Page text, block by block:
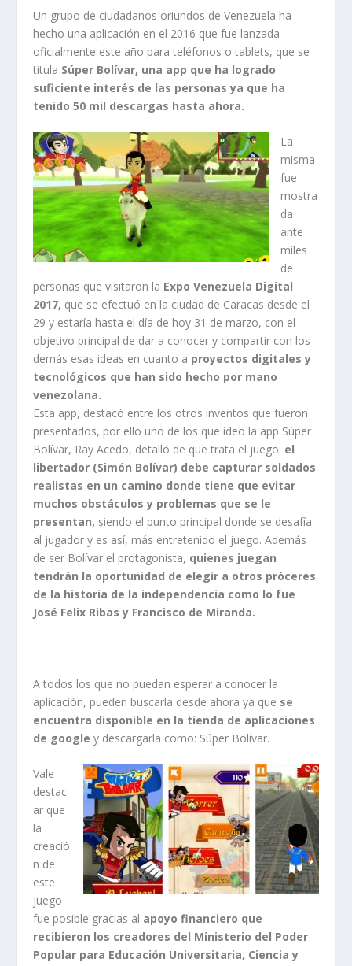
Un grupo de ciudadanos oriundos de Venezuela ha
hecho una aplicación en el 2016 que fue lanzada
oficialmente este año para teléfonos o tablets, que se
titula Súper Bolívar, una app que ha logrado
suficiente interés de las personas ya que ha
tenido 50 mil descargas hasta ahora.
La
misma
fue
mostra
da
ante
miles
de
personas que visitaron la Expo Venezuela Digital
2017, que se efectuó en la ciudad de Caracas desde el
29 y estaría hasta el día de hoy 31 de marzo, con el
objetivo principal de dar a conocer y compartir con los
demás esas ideas en cuanto a proyectos digitales y
tecnológicos que han sido hecho por mano
venezolana.
Esta app, destacó entre los otros inventos que fueron
presentados, por ello uno de los que ideo la app Súper
Bolívar, Ray Acedo, detalló de que trata el juego: el
libertador (Simón Bolívar) debe capturar soldados
realistas en un camino donde tiene que evitar
muchos obstáculos y problemas que se le
presentan, siendo el punto principal donde se desafía
al jugador y es así, más entretenido el juego. Además
de ser Bolívar el protagonista, quienes juegan
tendrán la oportunidad de elegir a otros próceres
de la historia de la independencia como lo fue
José Felix Ribas y Francisco de Miranda.
A todos los que no puedan esperar a conocer la
aplicación, pueden buscarla desde ahora ya que se
encuentra disponible en la tienda de aplicaciones
de google y descargarla como: Súper Bolívar.
Vale
destac
ar que
la
creació
n de
este
juego
fue posible gracias al apoyo financiero que
recibieron los creadores del Ministerio del Poder
Popular para Educación Universitaria, Ciencia y